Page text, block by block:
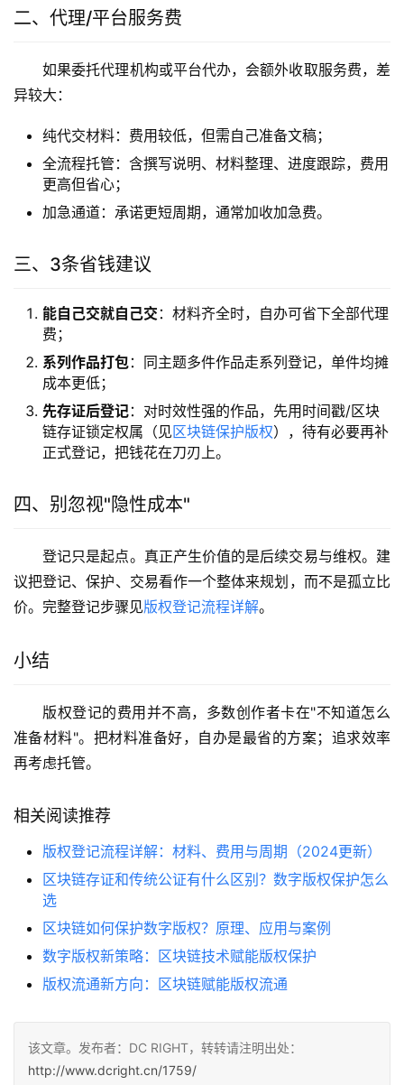
二、代理/平台服务费
如果委托代理机构或平台代办，会额外收取服务费，差
异较大：
纯代交材料：费用较低，但需自己准备文稿；
全流程托管：含撰写说明、材料整理、进度跟踪，费用
更高但省心；
加急通道：承诺更短周期，通常加收加急费。
三、3条省钱建议
能自己交就自己交 ：材料齐全时，自办可省下全部代理
费；
系列作品打包：同主题多件作品走系列登记，单件均摊
成本更低；
先存证后登记：对时效性强的作品，先用时间戳/区块
链存证锁定权属（见区块链保护版权），待有必要再补
正式登记，把钱花在刀刃上。
四、别忽视"隐性成本"
登记只是起点。真正产生价值的是后续交易与维权。建
议把登记、保护、交易看作一个整体来规划，而不是孤立比
价。完整登记步骤见版权登记流程详解。
小结
版权登记的费用并不高，多数创作者卡在"不知道怎么
准备材料"。把材料准备好，自办是最省的方案；追求效率
再考虑托管。
相关阅读推荐
版权登记流程详解：材料、费用与周期（2024更新）
区块链存证和传统公证有什么区别？数字版权保护怎么
选
区块链如何保护数字版权？原理、应用与案例
数字版权新策略：区块链技术赋能版权保护
版权流通新方向：区块链赋能版权流通
该文章。发布者：DC RIGHT，转转请注明出处：
http://www.dcright.cn/1759/